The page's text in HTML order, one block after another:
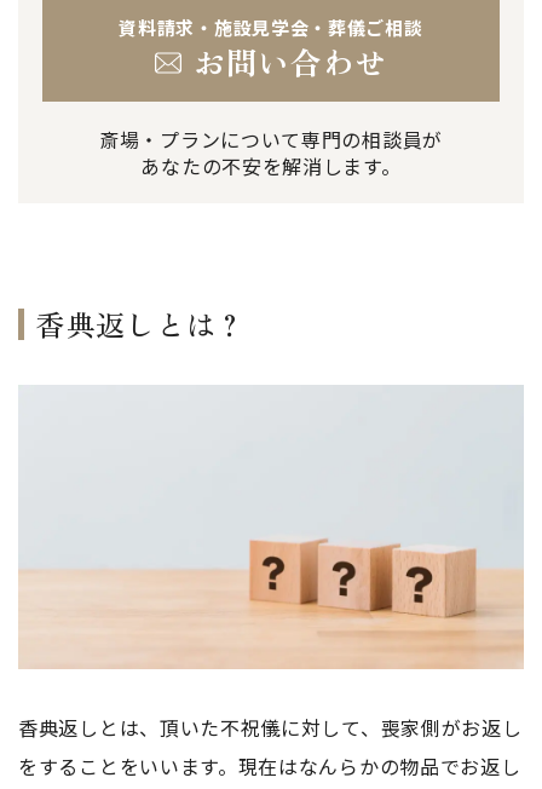
資料請求・施設見学会・葬儀ご相談
お問い合わせ
斎場・プランについて専門の相談員が
あなたの不安を解消します。
香典返しとは？
香典返しとは、頂いた不祝儀に対して、喪家側がお返し
をすることをいいます。現在はなんらかの物品でお返し